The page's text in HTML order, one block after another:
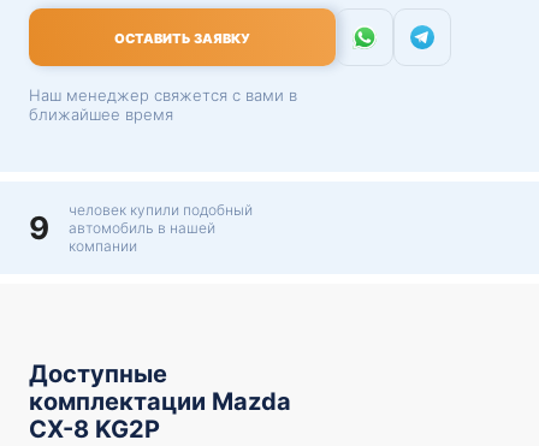
ОСТАВИТЬ ЗАЯВКУ
Наш менеджер свяжется с вами в
ближайшее время
9
человек купили подобный
автомобиль в нашей
компании
Доступные
комплектации Mazda
CX-8 KG2P